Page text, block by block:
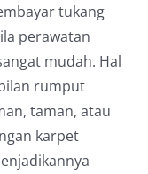
tukang
perawatan
mudah. Hal
rumput
taman, atau
karpet